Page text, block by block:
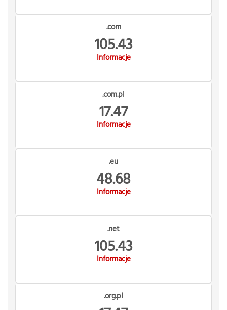
.com
105.43
Informacje
.com.pl
17.47
Informacje
.eu
48.68
Informacje
.net
105.43
Informacje
.org.pl